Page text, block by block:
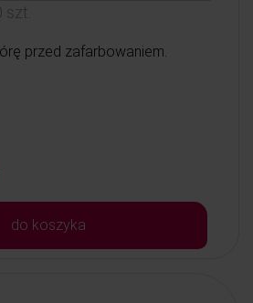
szt.
przed zafarbowaniem.
do koszyka